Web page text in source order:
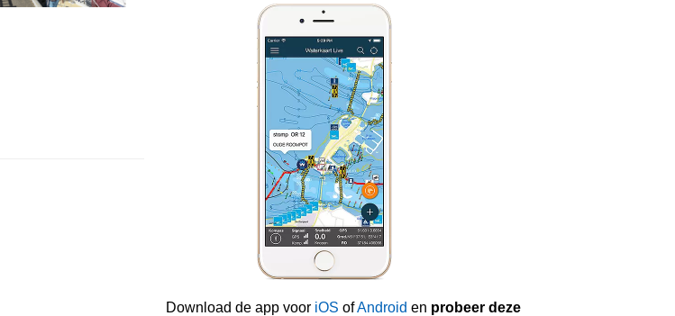
Download de app voor iOS ofAndroid en probeer deze